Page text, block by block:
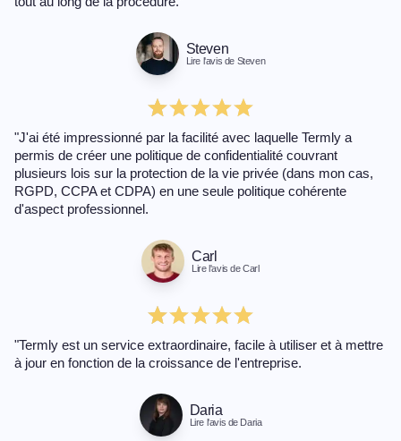
Steven
Lire l'avis de Steven
"J'ai été impressionné par la facilité avec laquelle Termly a
permis de créer une politique de confidentialité couvrant
plusieurs lois sur la protection de la vie privée (dans mon cas,
RGPD, CCPA et CDPA) en une seule politique cohérente
d'aspect professionnel.
Carl
Lire l'avis de Carl
"Termly est un service extraordinaire, facile à utiliser et à mettre
à jour en fonction de la croissance de l'entreprise.
Daria
Lire l'avis de Daria